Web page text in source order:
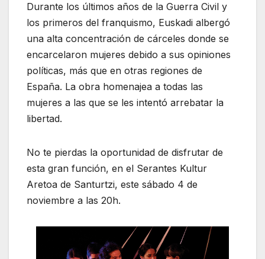
Durante los últimos años de la Guerra Civil y
los primeros del franquismo, Euskadi albergó
una alta concentración de cárceles donde se
encarcelaron mujeres debido a sus opiniones
políticas, más que en otras regiones de
España. La obra homenajea a todas las
mujeres a las que se les intentó arrebatar la
libertad.
No te pierdas la oportunidad de disfrutar de
esta gran función, en el Serantes Kultur
Aretoa de Santurtzi, este sábado 4 de
noviembre a las 20h.